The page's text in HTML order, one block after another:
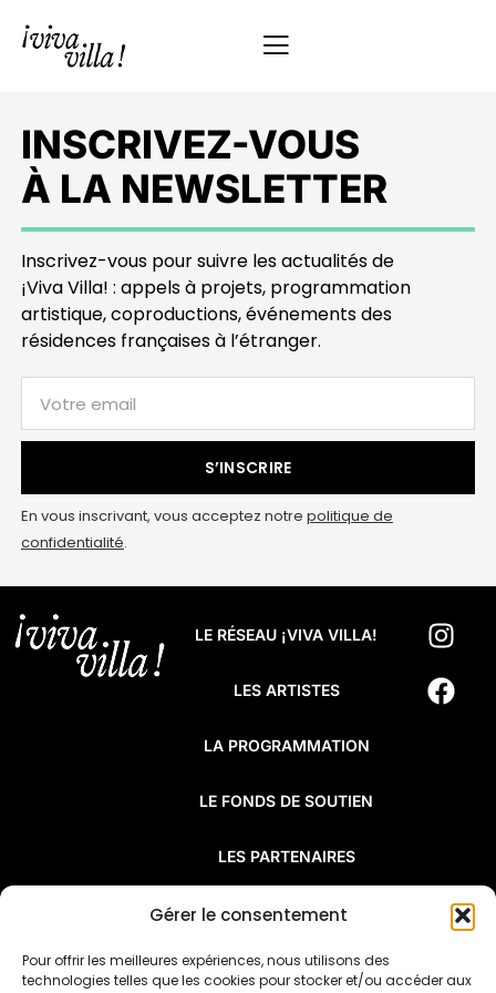
Gérer le consentement
Pour offrir les meilleures expériences, nous utilisons des
technologies telles que les cookies pour stocker et/ou accéder aux
INSCRIVEZ-VOUS
À LA NEWSLETTER
Inscrivez-vous pour suivre les actualités de
¡Viva Villa! : appels à projets, programmation
artistique, coproductions, événements des
résidences françaises à l’étranger.
S’INSCRIRE
En vous inscrivant, vous acceptez notre politique de
confidentialité.
LE RÉSEAU ¡VIVA VILLA!
LES ARTISTES
LA PROGRAMMATION
LE FONDS DE SOUTIEN
LES PARTENAIRES
FAQ
¡Viva Villa! est un réseau de résidences